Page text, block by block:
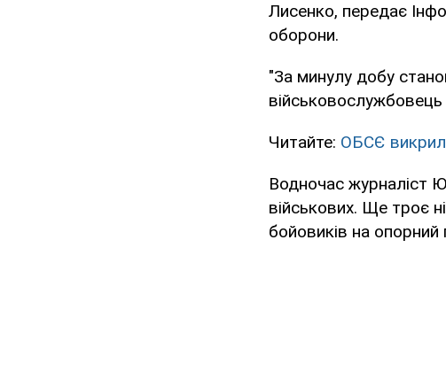
Лисенко, передає
оборони.
"За минулу добу
Читайте: ОБСЄ
Водночас журналіст
військових. Ще троє
бойовиків на опорний